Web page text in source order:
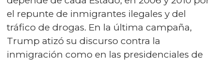
el repunte de inmigrantes ilegales y del
tráfico de drogas. En la última campaña,
Trump atizó su discurso contra la
inmigración como en las presidenciales de